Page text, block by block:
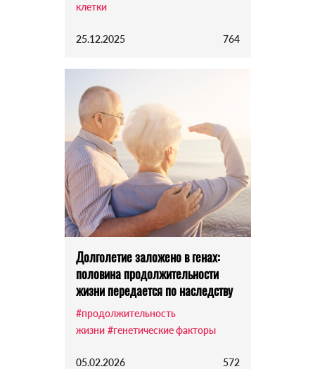
клетки
25.12.2025 764
Долголетие заложено в генах:
половина продолжительности
жизни передается по наследству
#продолжительность
жизни #генетические факторы
05.02.2026 572